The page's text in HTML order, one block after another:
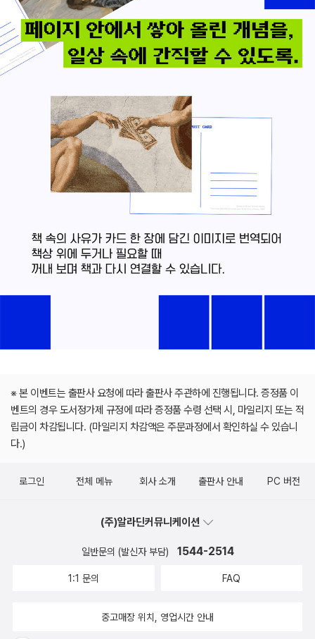
※ 본 이벤트는 출판사 요청에 따라 출판사 주관하에 진행됩니다. 증정품 이
벤트의 경우 도서정가제 규정에 따라 증정품 수령 선택 시, 마일리지 또는 적
립금이 차감됩니다. (마일리지 차감액은 주문과정에서 확인하실 수 있습니
다.)
로그인 전체 메뉴 회사 소개 출판사 안내 PC 버전
(주)알라딘커뮤니케이션
일반문의 (발신자 부담) 1544-2514
1:1 문의 FAQ
중고매장 위치, 영업시간 안내